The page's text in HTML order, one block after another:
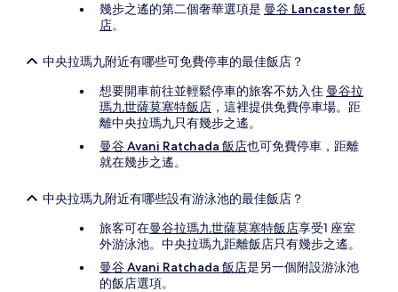
幾步之遙的第二個奢華選項是 曼谷 Lancaster 飯
店。
中央拉瑪九附近有哪些可免費停車的最佳飯店？
想要開車前往並輕鬆停車的旅客不妨入住 曼谷拉
瑪九世薩莫塞特飯店 ，這裡提供免費停車場。距
離中央拉瑪九只有幾步之遙。
曼谷 Avani Ratchada 飯店也可免費停車，距離
就在幾步之遙。
中央拉瑪九附近有哪些設有游泳池的最佳飯店？
旅客可在曼谷拉瑪九世薩莫塞特飯店享受1 座室
外游泳池。中央拉瑪九距離飯店只有幾步之遙。
曼谷 Avani Ratchada 飯店是另一個附設游泳池
的飯店選項。